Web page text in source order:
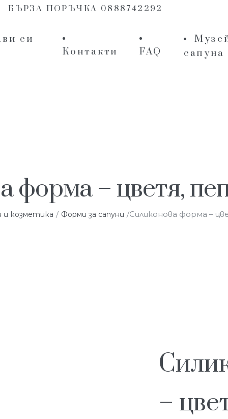
БЪРЗА ПОРЪЧКА 0888742292
си
Контакти FAQ
сапуна
форма – цветя,
и козметика / Форми за сапуни /Силиконова форма –
–